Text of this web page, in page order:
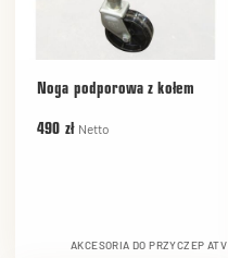
Noga podporowa z kołem
490 zł Netto
AKCESORIA DO PRZYCZEP ATV